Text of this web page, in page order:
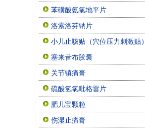
苯磺酸氨氯地平片
洛索洛芬钠片
小儿止咳贴（穴位压力刺激贴）
塞来昔布胶囊
关节镇痛膏
硫酸氢氯吡格雷片
肥儿宝颗粒
伤湿止痛膏